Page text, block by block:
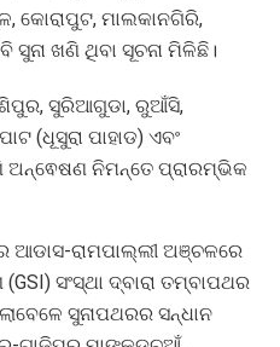
କୋରାପୁଟ, ମାଲକାନଗିରି,
ଖଣି ଥିବା ସୂଚନା ମିଳିଛି।
ସୁରିଆଗୁଡା, ରୁଆଁସି,
(ଧୂସୁରା ପାହାଡ) ଏବଂ
ଅନ୍ଵେଷଣ ନିମନ୍ତେ ପ୍ରାରମ୍ଭିକ
ଆଡାସ-ରାମପାଲ୍ଲୀ ଅଞ୍ଚଳରେ
ସଂସ୍ଥା ଦ୍ବାରା ତମ୍ବାପଥର
ସୁନାପଥରର ସନ୍ଧାନ